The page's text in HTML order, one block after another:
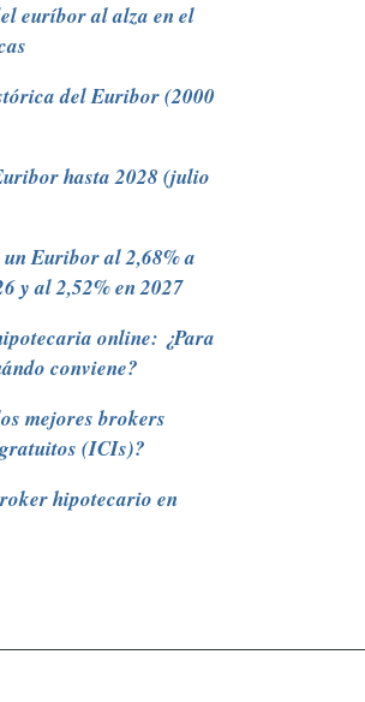
euríbor al alza en el
del Euribor (2000
hasta 2028 (julio
un Euribor al 2,68% a
y al 2,52% en 2027
online: ¿Para
conviene?
mejores brokers
(ICIs)?
hipotecario en